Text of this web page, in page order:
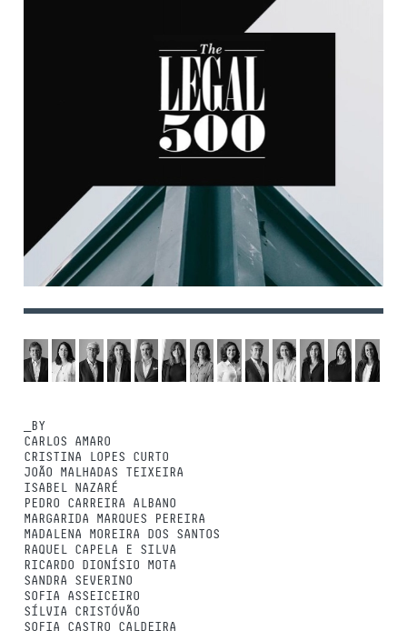
_BY
CARLOS AMARO
CRISTINA LOPES CURTO
JOÃO MALHADAS TEIXEIRA
ISABEL NAZARÉ
PEDRO CARREIRA ALBANO
MARGARIDA MARQUES PEREIRA
MADALENA MOREIRA DOS SANTOS
RAQUEL CAPELA E SILVA
RICARDO DIONÍSIO MOTA
SANDRA SEVERINO
SOFIA ASSEICEIRO
SÍLVIA CRISTÓVÃO
SOFIA CASTRO CALDEIRA